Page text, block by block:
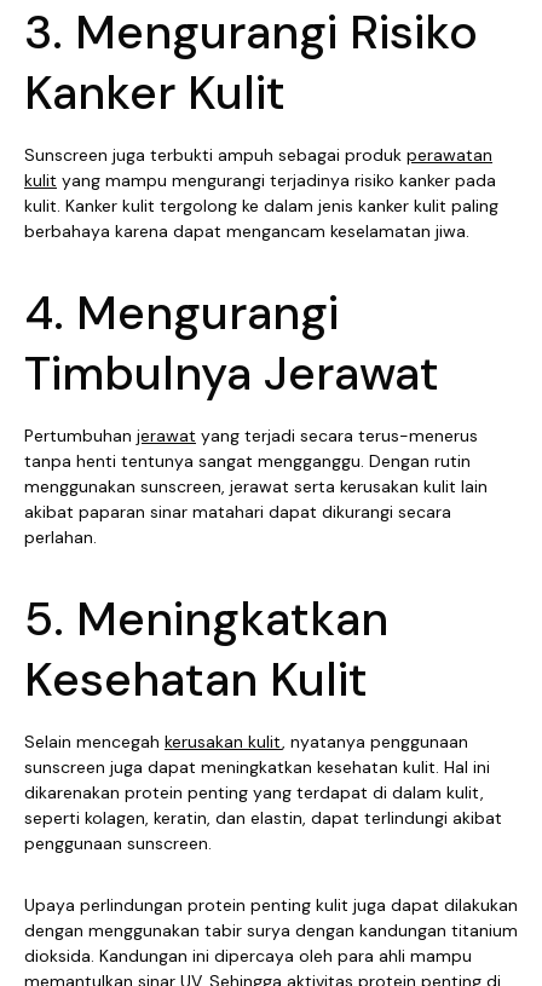
3. Mengurangi Risiko
Kanker Kulit
Sunscreen juga terbukti ampuh sebagai produk perawatan
kulit yang mampu mengurangi terjadinya risiko kanker pada
kulit. Kanker kulit tergolong ke dalam jenis kanker kulit paling
berbahaya karena dapat mengancam keselamatan jiwa.
4. Mengurangi
Timbulnya Jerawat
Pertumbuhan jerawat yang terjadi secara terus-menerus
tanpa henti tentunya sangat mengganggu. Dengan rutin
menggunakan sunscreen, jerawat serta kerusakan kulit lain
akibat paparan sinar matahari dapat dikurangi secara
perlahan.
5. Meningkatkan
Kesehatan Kulit
Selain mencegah kerusakan kulit, nyatanya penggunaan
sunscreen juga dapat meningkatkan kesehatan kulit. Hal ini
dikarenakan protein penting yang terdapat di dalam kulit,
seperti kolagen, keratin, dan elastin, dapat terlindungi akibat
penggunaan sunscreen.
Upaya perlindungan protein penting kulit juga dapat dilakukan
dengan menggunakan tabir surya dengan kandungan titanium
dioksida. Kandungan ini dipercaya oleh para ahli mampu
memantulkan sinar UV. Sehingga aktivitas protein penting di